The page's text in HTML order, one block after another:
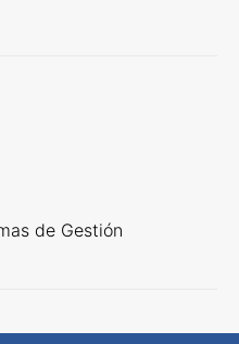
de Gestión